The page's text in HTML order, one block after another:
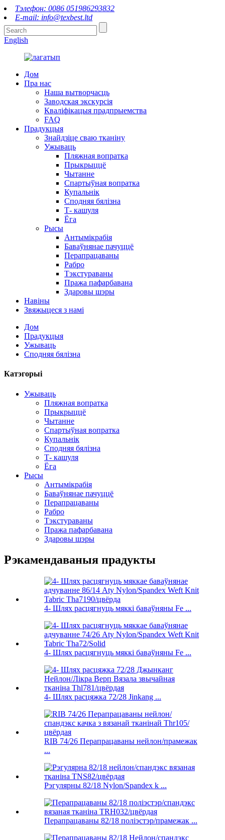
Тэлефон: 0086 051986293832
E-mail: info@texbest.ltd
English
Дом
Пра нас
Наша вытворчасць
Заводская экскурсія
Кваліфікацыя прадпрыемства
FAQ
Прадукцыя
Знайдзіце сваю тканіну
Ужываць
Пляжная вопратка
Прыкрыццё
Чытанне
Спартыўная вопратка
Купальнік
Сподняя бялізна
Т- кашуля
Ёга
Рысы
Антымікрабія
Баваўнянае пачуццё
Перапрацаваны
Рабро
Тэкстураваны
Пража пафарбавана
Здаровы шэры
Навіны
Звяжыцеся з намі
Дом
Прадукцыя
Ужываць
Сподняя бялізна
Катэгорыі
Ужываць
Пляжная вопратка
Прыкрыццё
Чытанне
Спартыўная вопратка
Купальнік
Сподняя бялізна
Т- кашуля
Ёга
Рысы
Антымікрабія
Баваўнянае пачуццё
Перапрацаваны
Рабро
Тэкстураваны
Пража пафарбавана
Здаровы шэры
Рэкамендаваныя прадукты
4- Шлях расцягнуць мяккі баваўняны Fe ...
4- Шлях расцягнуць мяккі баваўняны Fe ...
4- Шлях расцяжка 72/28 Jinkang ...
RIB 74/26 Перапрацаваны нейлон/прамежак
...
Рэгулярны 82/18 Nylon/Spandex k ...
Перапрацаваны 82/18 поліэстэр/прамежак ...